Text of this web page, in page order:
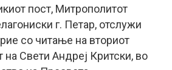
пост, Митрополитот
г. Петар, отслужи
со читање на вториот
Свети Андреј Критски, во